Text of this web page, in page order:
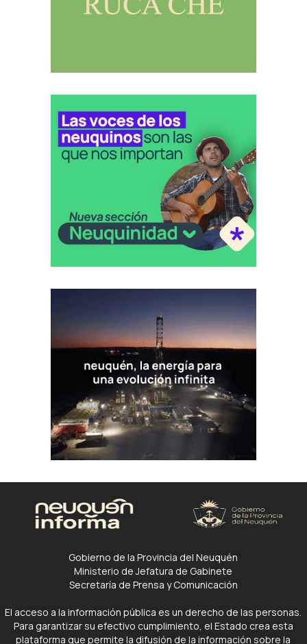
Gobierno de la Provincia del Neuquén
Ministerio de Jefatura de Gabinete
Secretaría de Prensa y Comunicación
El acceso a la información pública es un derecho de las personas.
Para garantizar su efectivo cumplimiento, el Estado crea esta
plataforma que permite la difusión de la información sobre la